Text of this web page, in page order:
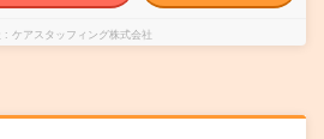
ケアスタッフィング株式会社